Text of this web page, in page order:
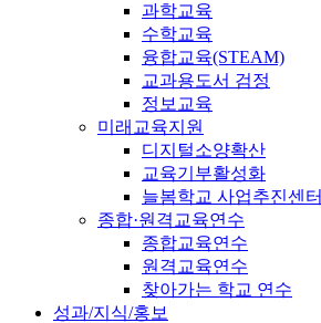
과학교육
수학교육
융합교육(STEAM)
교과용도서 검정
정보교육
미래교육지원
디지털소양확산
교육기부활성화
늘봄학교 사업추진센터
종합·원격교육연수
종합교육연수
원격교육연수
찾아가는 학교 연수
성과/지식/홍보